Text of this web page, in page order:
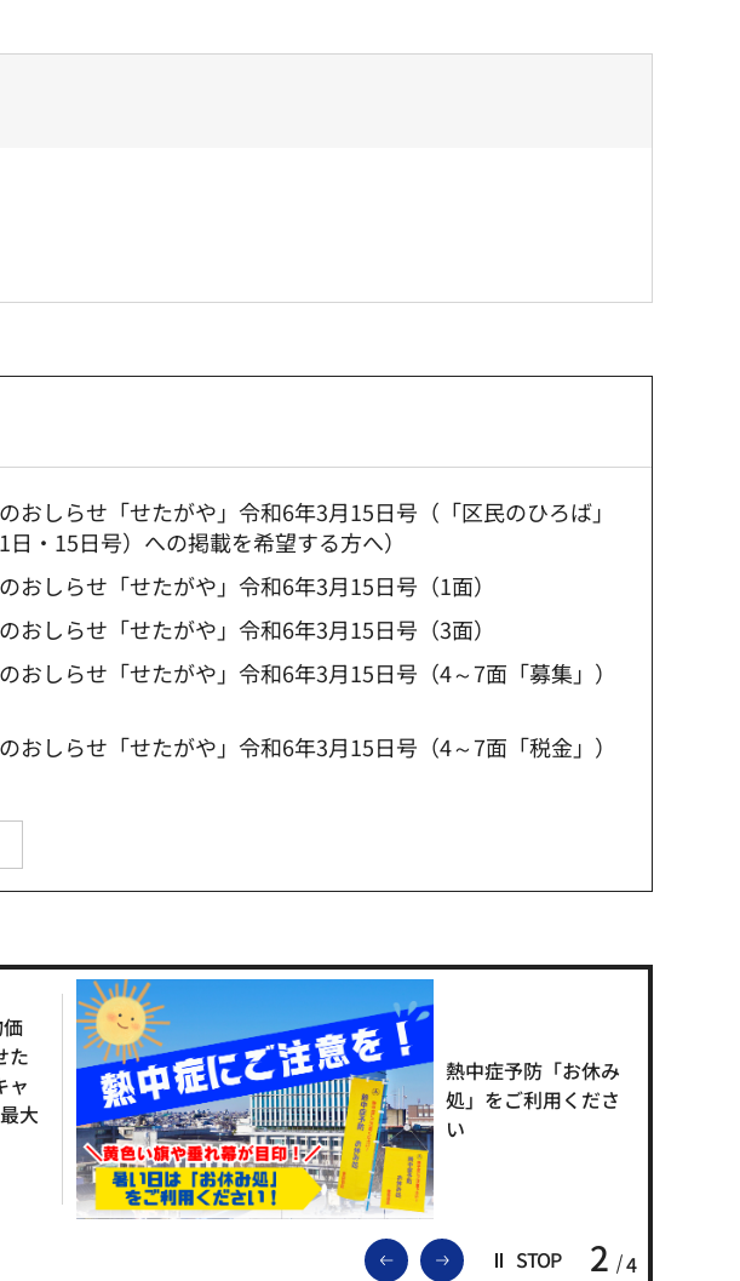
おしらせ「せたがや」令和6年3月15日号（「区民のひろば」
1日・15日号）への掲載を希望する方へ）
おしらせ「せたがや」令和6年3月15日号（1面）
おしらせ「せたがや」令和6年3月15日号（3面）
おしらせ「せたがや」令和6年3月15日号（4～7面「募集」）
おしらせ「せたがや」令和6年3月15日号（4～7面「税金」）
前のスライドを表示
次のスライドを表示
STOP 2 4
た
ャ
大
熱中症予防「お休み
処」をご利用くださ
い